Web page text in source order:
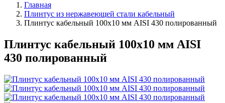
Главная
Плинтус из нержавеющей стали кабельный
Плинтус кабельный 100х10 мм AISI 430 полированный
Плинтус кабельный 100х10 мм AISI
430 полированный